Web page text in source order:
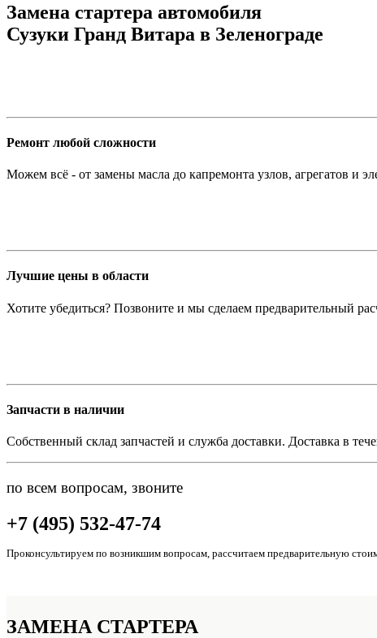
Замена стартера автомобиля
Сузуки Гранд Витара в Зеленограде
Ремонт любой сложности
Можем всё - от замены масла до капремонта узлов, агрегатов и
Лучшие цены в области
Хотите убедиться? Позвоните и мы сделаем предварительный
Запчасти в наличии
Собственный склад запчастей и служба доставки. Доставка в
по всем вопросам, звоните
+7 (495) 532-47-74
Проконсультируем по возникшим вопросам, рассчитаем предварительную
ЗАМЕНА СТАРТЕРА